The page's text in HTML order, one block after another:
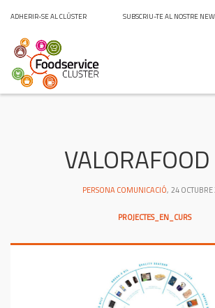
ADHERIR-SE AL CLÚSTER SUBSCRIU-TE AL NOSTRE
PERSONA COMUNICACIÓ, 24
PROJECTES_EN_CURS